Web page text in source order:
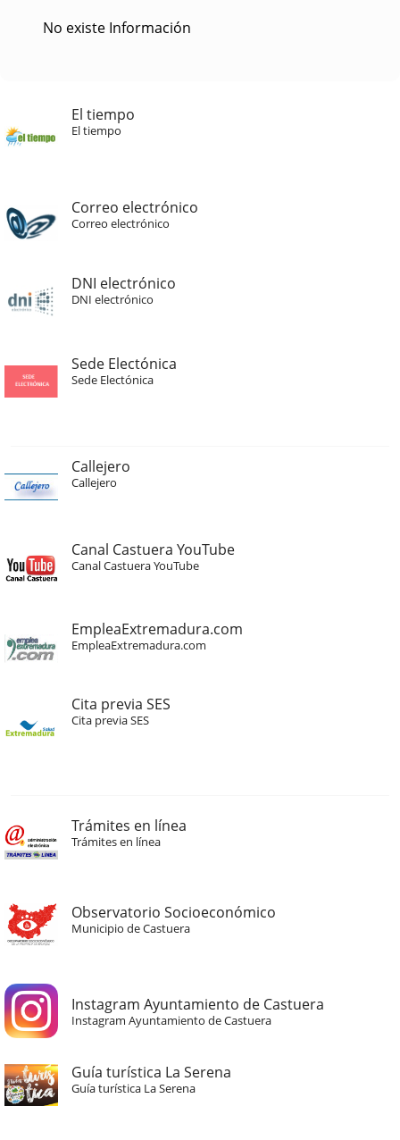
No existe Información
El tiempo
El tiempo
Correo electrónico
Correo electrónico
DNI electrónico
DNI electrónico
Sede Electónica
Sede Electónica
Callejero
Callejero
Canal Castuera YouTube
Canal Castuera YouTube
EmpleaExtremadura.com
EmpleaExtremadura.com
Cita previa SES
Cita previa SES
Trámites en línea
Trámites en línea
Observatorio Socioeconómico
Municipio de Castuera
Instagram Ayuntamiento de Castuera
Instagram Ayuntamiento de Castuera
Guía turística La Serena
Guía turística La Serena